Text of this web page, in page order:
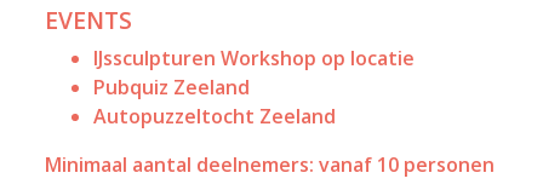
EVENTS
IJssculpturen Workshop op locatie
Pubquiz Zeeland
Autopuzzeltocht Zeeland
Minimaal aantal deelnemers: vanaf 10 personen